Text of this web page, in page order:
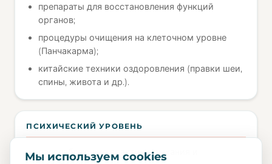
препараты для восстановления функций
органов;
процедуры очищения на клеточном уровне
(Панчакарма);
китайские техники оздоровления (правки шеи,
спины, живота и др.).
ПСИХИЧЕСКИЙ УРОВЕНЬ
расслабляющие практики дыхания и
Мы используем cookies